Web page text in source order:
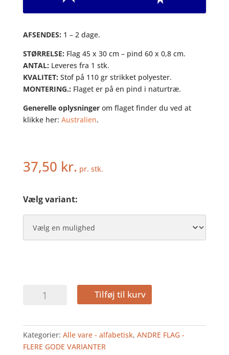
AFSENDES: 1 – 2 dage.
STØRRELSE: Flag 45 x 30 cm – pind 60 x 0,8 cm.
ANTAL: Leveres fra 1 stk.
KVALITET: Stof på 110 gr strikket polyester.
MONTERING.: Flaget er på en pind i naturtræ.
Generelle oplysningerom flaget finder du ved at
klikke her: Australien.
37,50 kr. pr. stk.
Vælg variant:
AUSTRALIEN
I
STOF
antal
Tilføj til kurv
Kategorier: Alle vare - alfabetisk, ANDRE FLAG -
FLERE GODE VARIANTER